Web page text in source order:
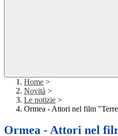
Home >
Novità >
Le notizie >
Ormea - Attori nel film
Ormea - Attori nel